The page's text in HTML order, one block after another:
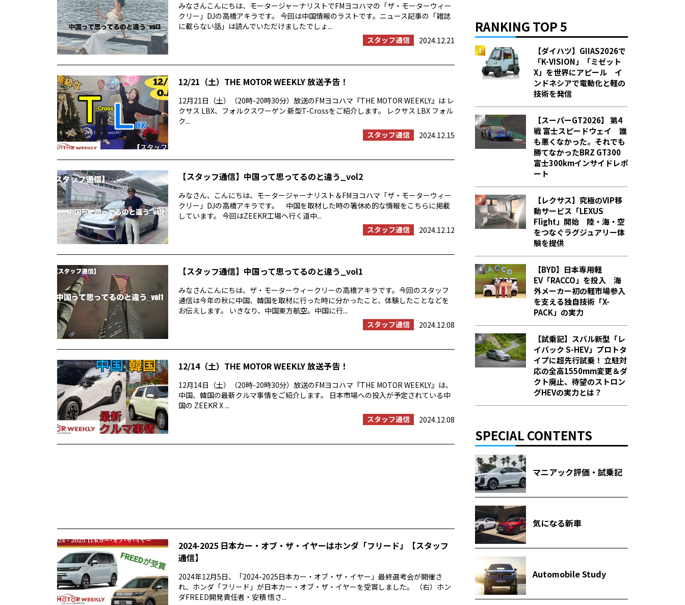
みなさんこんにちは、モータージャーナリストでFMヨコハマの「ザ・モーターウィー
クリー」DJの高橋アキラです。 今回は中国情報のラストです。ニュース記事の「雑誌
に載らない話」は読んでいただけましたでしょ...
スタッフ通信
2024.12.21
12/21（土）THE MOTOR WEEKLY 放送予告！
12月21日（土）（20時-20時30分）放送のFMヨコハマ『THE MOTOR WEEKLY』は レ
クサス LBX、フォルクスワーゲン 新型T-Crossをご紹介します。 レクサス LBX フォル
ク...
スタッフ通信
2024.12.15
【スタッフ通信】中国って思ってるのと違う_vol2
みなさん、こんにちは、モータージャーナリスト＆FMヨコハマ「ザ・モーターウィー
クリー」DJの高橋アキラです。 中国を取材した時の箸休め的な情報をこちらに掲載
しています。 今回はZEEKR工場へ行く道中...
スタッフ通信
2024.12.12
【スタッフ通信】中国って思ってるのと違う_vol1
みなさんこんにちは、ザ・モーターウィークリーの高橋アキラです。今回のスタッフ
通信は今年の秋に中国、韓国を取材に行った時に分かったこと、体験したことなどを
お伝えします。 いきなり、中国東方航空。中国に行...
スタッフ通信
2024.12.08
12/14（土）THE MOTOR WEEKLY 放送予告！
12月14日（土）（20時-20時30分）放送のFMヨコハマ『THE MOTOR WEEKLY』は、
中国、韓国の最新クルマ事情をご紹介します。 日本市場への投入が予定されている中
国の ZEEKR X ...
スタッフ通信
2024.12.08
2024-2025 日本カー・オブ・ザ・イヤーはホンダ「フリード」【スタッフ
通信】
2024年12⽉5⽇、「2024-2025⽇本カー・オブ・ザ・イヤー」最終選考会が開催さ
れ、ホンダ「フリード」が日本カー・オブ・ザ・イヤーを受賞しました。 （右）ホン
ダFREED開発責任者・安積 悟さ...
RANKING TOP 5
【ダイハツ】GIIAS2026で
「K-VISION」「ミゼット
X」を世界にアピール イ
ンドネシアで電動化と軽の
技術を発信
【スーパーGT2026】 第4
戦 富士スピードウェイ 誰
も悪くなかった。それでも
勝てなかった――BRZ GT300
富士300kmインサイドレポ
ート
【レクサス】究極のVIP移
動サービス「LEXUS
Flight」開始 陸・海・空
をつなぐラグジュアリー体
験を提供
【BYD】日本専用軽
EV「RACCO」を投入 海
外メーカー初の軽市場参入
を支える独自技術「X-
PACK」の実力
【試乗記】スバル新型「レ
イバック S-HEV」プロトタ
イプに超先行試乗！ 立駐対
応の全高1550mm変更＆ダ
クト廃止、待望のストロン
グHEVの実力とは？
SPECIAL CONTENTS
マニアック評価・試乗記
気になる新車
Automobile Study